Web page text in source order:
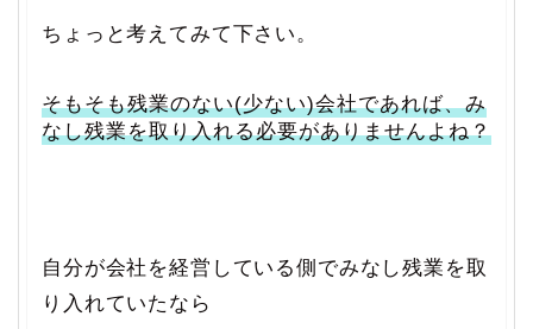
ちょっと考えてみて下さい。
そもそも残業のない(少ない)会社であれば、み
なし残業を取り入れる必要がありませんよね？
自分が会社を経営している側でみなし残業を取
り入れていたなら